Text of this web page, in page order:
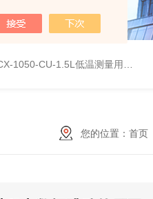
1050-CU-1.5L低温测量用硅二极管温度传感器
您的位置： 首页